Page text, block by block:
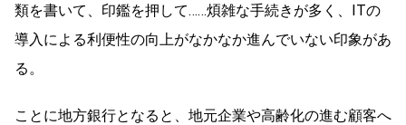
類を書いて、印鑑を押して……煩雑な手続きが多く、ITの
導入による利便性の向上がなかなか進んでいない印象があ
る。
ことに地方銀行となると、地元企業や高齢化の進む顧客へ